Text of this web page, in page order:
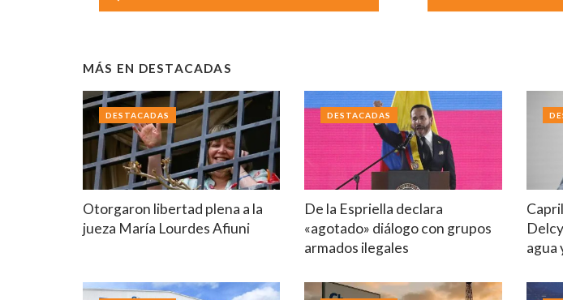
MÁS EN DESTACADAS
Otorgaron libertad plena a la
jueza María Lourdes Afiuni
DESTACADAS
De la Espriella declara
«agotado» diálogo con grupos
armados ilegales
DESTACADAS
agua